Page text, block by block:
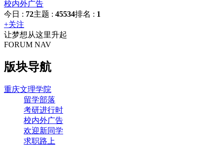
校内外广告
今日 : 72主题 : 45534排名 : 1
+关注
让梦想从这里升起
FORUM NAV
版块导航
重庆文理学院
留学部落
考研进行时
校内外广告
欢迎新同学
求职路上